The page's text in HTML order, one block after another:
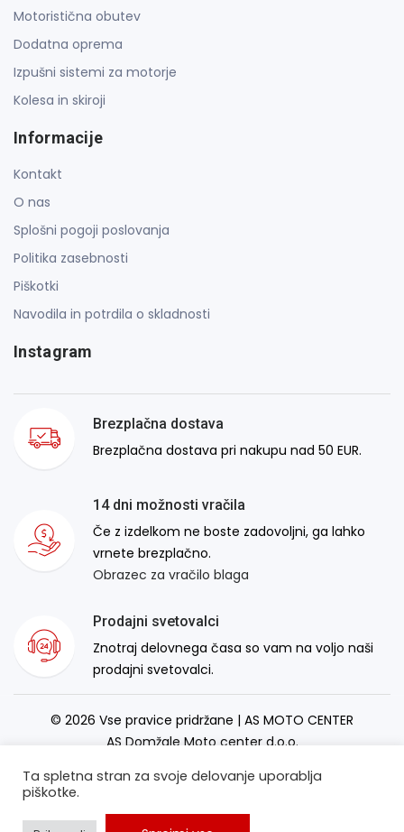
Motoristična obutev
Dodatna oprema
Izpušni sistemi za motorje
Kolesa in skiroji
Informacije
Kontakt
O nas
Splošni pogoji poslovanja
Politika zasebnosti
Piškotki
Navodila in potrdila o skladnosti
Instagram
Brezplačna dostava
Brezplačna dostava pri nakupu nad 50 EUR.
14 dni možnosti vračila
Če z izdelkom ne boste zadovoljni, ga lahko
vrnete brezplačno.
Obrazec za vračilo blaga
Prodajni svetovalci
Znotraj delovnega časa so vam na voljo naši
prodajni svetovalci.
© 2026 Vse pravice pridržane | AS MOTO CENTER
AS Domžale Moto center d.o.o.
Ta spletna stran za svoje delovanje uporablja
piškotke.